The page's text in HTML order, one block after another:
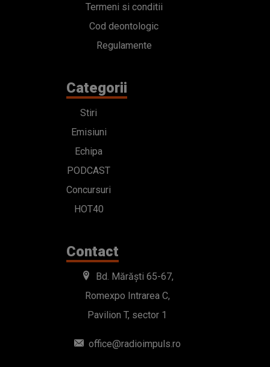
Termeni si conditii
Cod deontologic
Regulamente
Categorii
Stiri
Emisiuni
Echipa
PODCAST
Concursuri
HOT40
Contact
Bd. Mărăști 65-67,
Romexpo Intrarea C,
Pavilion T, sector 1
office@radioimpuls.ro